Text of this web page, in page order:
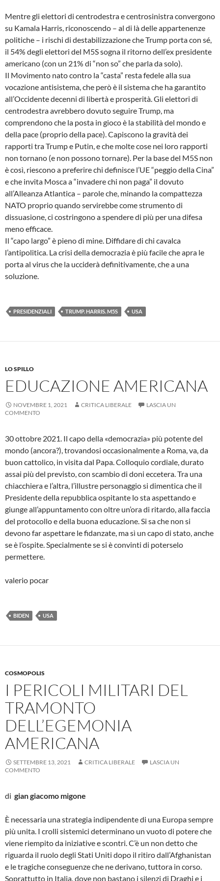
Mentre gli elettori di centrodestra e centrosinistra convergono
su Kamala Harris, riconoscendo – al di là delle appartenenze
politiche – i rischi di destabilizzazione che Trump porta con sé,
il 54% degli elettori del M5S sogna il ritorno dell’ex presidente
americano (con un 21% di “non so” che parla da solo).
Il Movimento nato contro la “casta” resta fedele alla sua
vocazione antisistema, che però è il sistema che ha garantito
all’Occidente decenni di libertà e prosperità. Gli elettori di
centrodestra avrebbero dovuto seguire Trump, ma
comprendono che la posta in gioco è la stabilità del mondo e
della pace (proprio della pace). Capiscono la gravità dei
rapporti tra Trump e Putin, e che molte cose nei loro rapporti
non tornano (e non possono tornare). Per la base del M5S non
è così, riescono a preferire chi definisce l’UE “peggio della Cina”
e che invita Mosca a “invadere chi non paga” il dovuto
all’Alleanza Atlantica – parole che, minando la compattezza
NATO proprio quando servirebbe come strumento di
dissuasione, ci costringono a spendere di più per una difesa
meno efficace.
Il “capo largo” è pieno di mine. Diffidare di chi cavalca
l’antipolitica. La crisi della democrazia è più facile che apra le
porta al virus che la ucciderà definitivamente, che a una
soluzione.
PRESIDENZIALI TRUMP. HARRIS. M5S USA
LO SPILLO
EDUCAZIONE AMERICANA
NOVEMBRE 1, 2021 CRITICA LIBERALE
LASCIA UN
COMMENTO
30 ottobre 2021. Il capo della «democrazia» più potente del
mondo (ancora?), trovandosi occasionalmente a Roma, va, da
buon cattolico, in visita dal Papa. Colloquio cordiale, durato
assai più del previsto, con scambio di doni eccetera. Tra una
chiacchiera e l’altra, l’illustre personaggio si dimentica che il
Presidente della repubblica ospitante lo sta aspettando e
giunge all’appuntamento con oltre un’ora di ritardo, alla faccia
del protocollo e della buona educazione. Si sa che non si
devono far aspettare le fidanzate, ma sì un capo di stato, anche
se è l’ospite. Specialmente se si è convinti di poterselo
permettere.
valerio pocar
BIDEN USA
COSMOPOLIS
I PERICOLI MILITARI DEL
TRAMONTO
DELL’EGEMONIA
AMERICANA
SETTEMBRE 13, 2021 CRITICA LIBERALE
LASCIA UN
COMMENTO
di gian giacomo migone
È necessaria una strategia indipendente di una Europa sempre
più unita. I crolli sistemici determinano un vuoto di potere che
viene riempito da iniziative e scontri. C’è un non detto che
riguarda il ruolo degli Stati Uniti dopo il ritiro dall’Afghanistan
e le tragiche conseguenze che ne derivano, tuttora in corso.
Soprattutto in Italia, dove non bastano i silenzi di Draghi e i